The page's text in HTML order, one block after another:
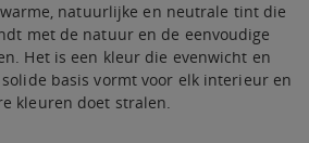
natuurlijke en neutrale tint die
met de natuur en de eenvoudige
Het is een kleur die evenwicht en
basis vormt voor elk interieur en
kleuren doet stralen.